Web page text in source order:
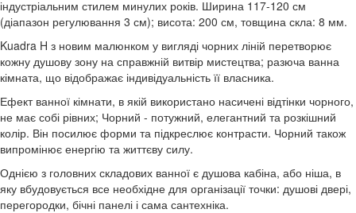
індустріальним стилем минулих років. Ширина 117-120 см
(діапазон регулювання 3 см); висота: 200 см, товщина скла: 8 мм.
Kuadra H з новим малюнком у вигляді чорних ліній перетворює
кожну душову зону на справжній витвір мистецтва; разюча ванна
кімната, що відображає індивідуальність її власника.
Ефект ванної кімнати, в якій використано насичені відтінки чорного,
не має собі рівних; Чорний - потужний, елегантний та розкішний
колір. Він посилює форми та підкреслює контрасти. Чорний також
випромінює енергію та життєву силу.
Однією з головних складових ванної є душова кабіна, або ніша, в
яку вбудовується все необхідне для організації точки: душові двері,
перегородки, бічні панелі і сама сантехніка.